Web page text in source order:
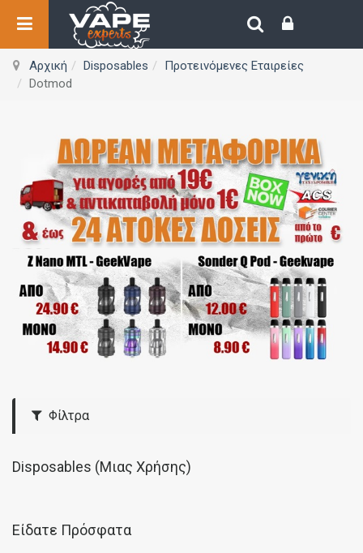
Αρχική Disposables
Προτεινόμενες Εταιρείες
Dotmod
Φίλτρα
Disposables (Μιας Χρήσης)
Είδατε Πρόσφατα